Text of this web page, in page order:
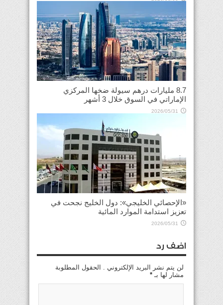
8.7 مليارات درهم سيولة ضخها المركزي
الإماراتي في السوق خلال 3 أشهر
2026/05/31
«الإحصائي الخليجي»: دول الخليج نجحت في
تعزيز استدامة الموارد المائية
2026/05/31
اضف رد
لن يتم نشر البريد الإلكتروني . الحقول المطلوبة
مشار لها بـ *